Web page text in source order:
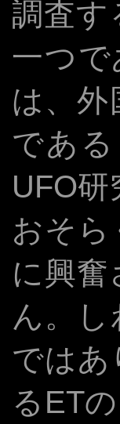
調査す
一つ
は、
であ
UFO
おそ
に興
ん。
では
るET